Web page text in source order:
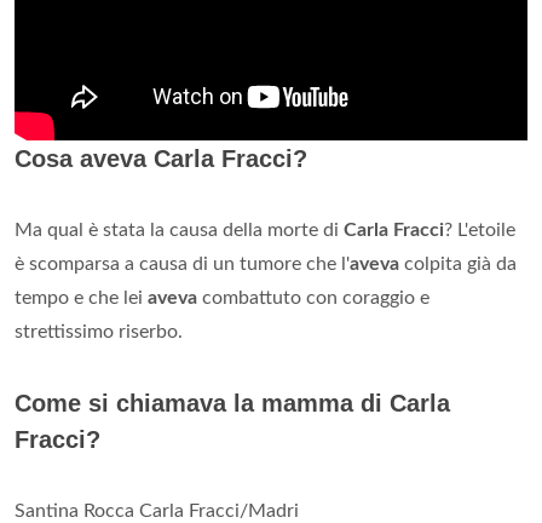
Cosa aveva Carla Fracci?
Ma qual è stata la causa della morte di Carla Fracci? L'etoile
è scomparsa a causa di un tumore che l'aveva colpita già da
tempo e che lei aveva combattuto con coraggio e
strettissimo riserbo.
Come si chiamava la mamma di Carla
Fracci?
Santina Rocca Carla Fracci/Madri